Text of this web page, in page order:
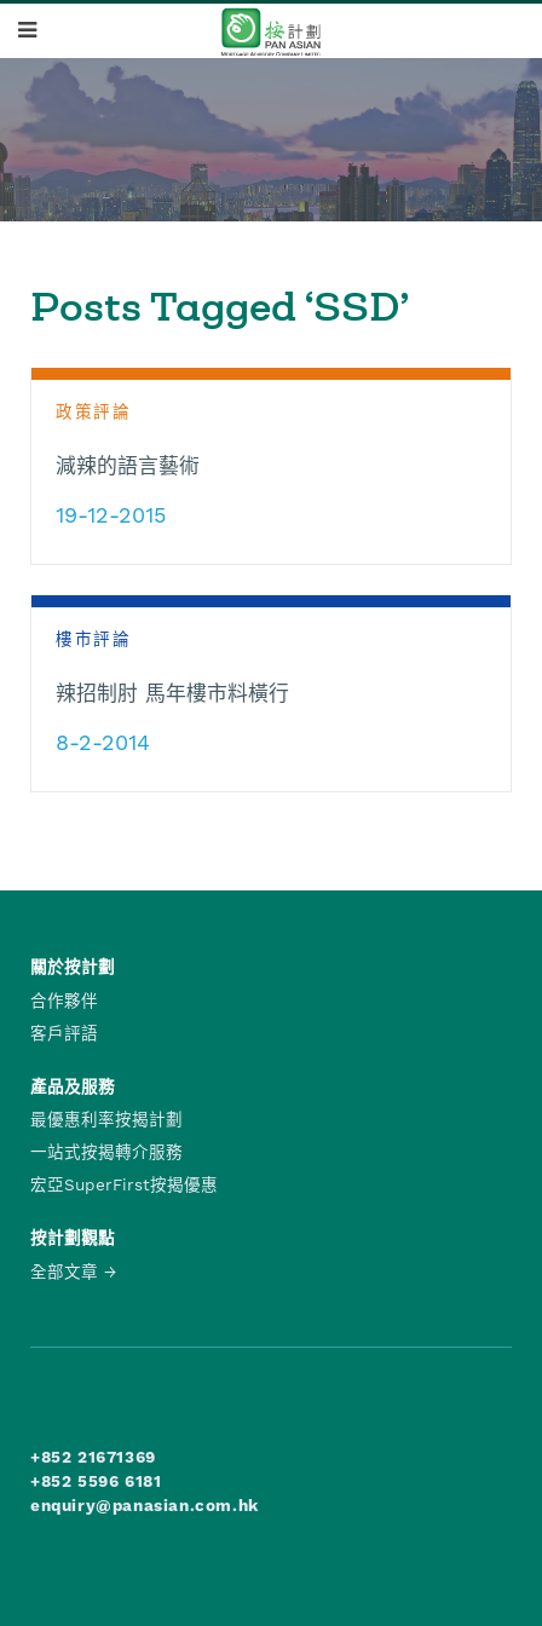
Posts Tagged ‘SSD’
政策評論
減辣的語言藝術
19-12-2015
樓市評論
辣招制肘 馬年樓市料橫行
8-2-2014
關於按計劃
合作夥伴
客戶評語
產品及服務
最優惠利率按揭計劃
一站式按揭轉介服務
宏亞SuperFirst按揭優惠
按計劃觀點
全部文章
+852 21671369
+852 5596 6181
enquiry@panasian.com.hk